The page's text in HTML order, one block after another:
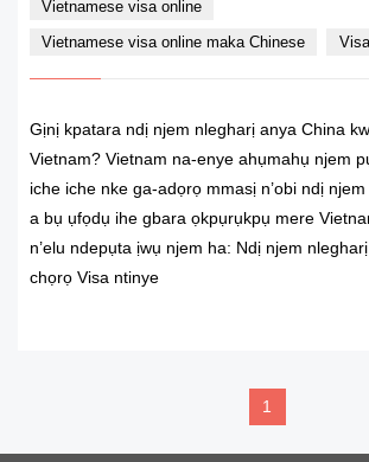
Vietnamese visa online
Vietnamese visa online maka Chinese
Gịnị kpatara ndị njem nlegharị anya China
Vietnam? Vietnam na-enye ahụmahụ njem
iche iche nke ga-adọrọ mmasị n’obi ndị
a bụ ụfọdụ ihe gbara ọkpụrụkpụ mere
n’elu ndepụta ịwụ njem ha: Ndị njem
chọrọ Visa ntinye
1